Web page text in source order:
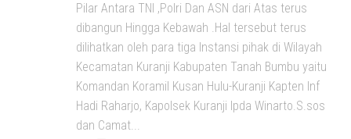
Pilar Antara TNI ,Polri Dan ASN dari Atas terus
dibangun Hingga Kebawah .Hal tersebut terus
dilihatkan oleh para tiga Instansi pihak di Wilayah
Kecamatan Kuranji Kabupaten Tanah Bumbu yaitu
Komandan Koramil Kusan Hulu-Kuranji Kapten Inf
Hadi Raharjo, Kapolsek Kuranji Ipda Winarto.S.sos
dan Camat...